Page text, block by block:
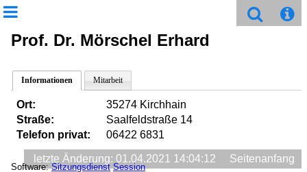
Prof. Dr. Mörschel Erhard
Informationen Mitarbeit
Ort:
35274 Kirchhain
Straße:
Saalfeldstraße 14
Telefon privat:
06422 6831
letzte Änderung: 01.04.2021 14:04:12 Seitenanfang
Software:Sitzungsdienst Session